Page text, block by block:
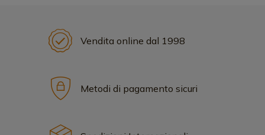
Vendita online dal 1998
Metodi di pagamento sicuri